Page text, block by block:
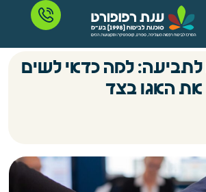
למה כדאי לשים
את האגו בצד